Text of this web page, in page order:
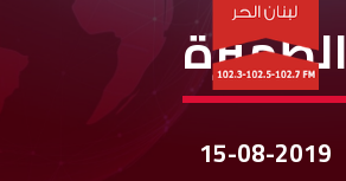
نشرات الأخبار
الظّهيرة
15-08-2019